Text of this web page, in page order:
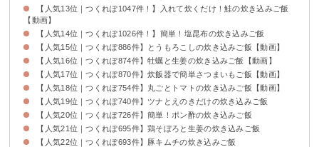
【人気13位｜つくれぽ1047件！】入れて炊くだけ！鮭の炊き込みご飯
【動画】
【人気14位｜つくれぽ1026件！】簡単！塩昆布の炊き込みご飯
【人気15位｜つくれぽ886件】とうもろこしの炊き込みご飯【動画】
【人気16位｜つくれぽ874件】牡蠣と生姜の炊き込みご飯【動画】
【人気17位｜つくれぽ870件】炊飯器で簡単さつまいもご飯【動画】
【人気18位｜つくれぽ754件】丸ごとトマトの炊き込みご飯【動画】
【人気19位｜つくれぽ740件】ツナとえのきだけの炊き込みご飯
【人気20位｜つくれぽ726件】簡単！ポン酢の炊き込みご飯
【人気21位｜つくれぽ695件】鶏そぼろと生姜の炊き込みご飯
【人気22位｜つくれぽ693件】豚キムチの炊き込みご飯